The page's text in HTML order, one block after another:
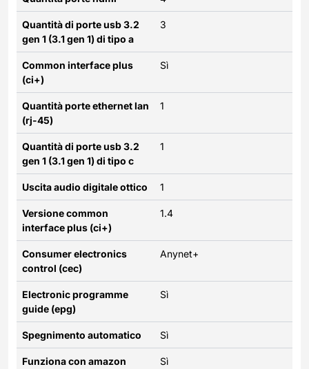
Quantità di porte usb 3.2
gen 1 (3.1 gen 1) di tipo a
3
Common interface plus
(ci+)
Sì
Quantità porte ethernet lan
(rj-45)
1
Quantità di porte usb 3.2
gen 1 (3.1 gen 1) di tipo c
1
Uscita audio digitale ottico 1
Versione common
interface plus (ci+)
1.4
Consumer electronics
control (cec)
Anynet+
Electronic programme
guide (epg)
Sì
Spegnimento automatico Sì
Funziona con amazon
Sì